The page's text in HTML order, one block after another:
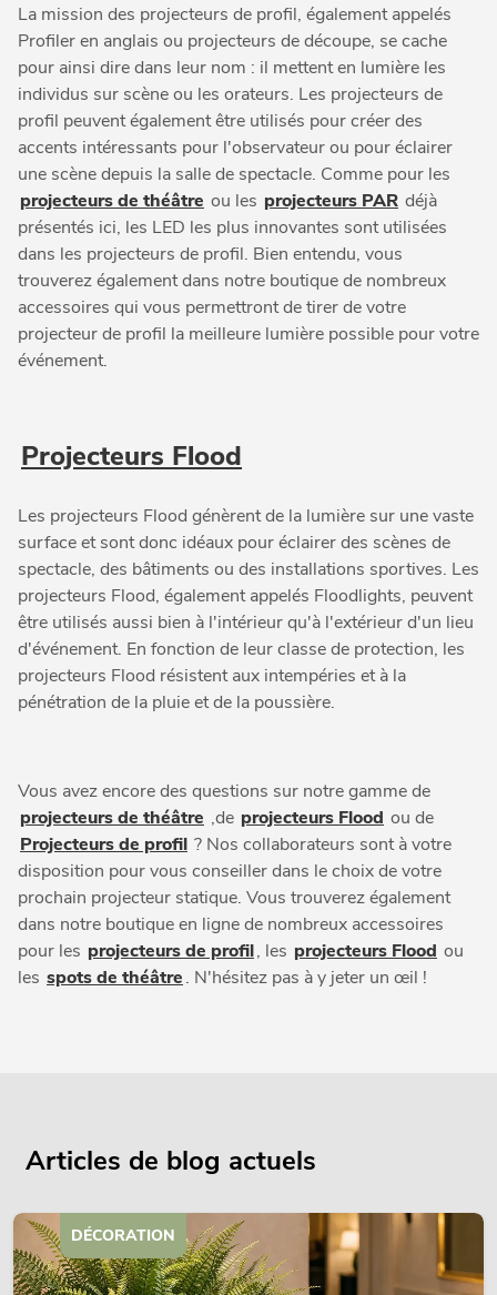
La mission des projecteurs de profil, également appelés
Profiler en anglais ou projecteurs de découpe, se cache
pour ainsi dire dans leur nom : il mettent en lumière les
individus sur scène ou les orateurs. Les projecteurs de
profil peuvent également être utilisés pour créer des
accents intéressants pour l'observateur ou pour éclairer
une scène depuis la salle de spectacle. Comme pour les
projecteurs de théâtre ou les projecteurs PAR déjà
présentés ici, les LED les plus innovantes sont utilisées
dans les projecteurs de profil. Bien entendu, vous
trouverez également dans notre boutique de nombreux
accessoires qui vous permettront de tirer de votre
projecteur de profil la meilleure lumière possible pour votre
événement.
Projecteurs Flood
Les projecteurs Flood génèrent de la lumière sur une vaste
surface et sont donc idéaux pour éclairer des scènes de
spectacle, des bâtiments ou des installations sportives. Les
projecteurs Flood, également appelés Floodlights, peuvent
être utilisés aussi bien à l'intérieur qu'à l'extérieur d'un lieu
d'événement. En fonction de leur classe de protection, les
projecteurs Flood résistent aux intempéries et à la
pénétration de la pluie et de la poussière.
Vous avez encore des questions sur notre gamme de
projecteurs de théâtre ,de projecteurs Flood ou de
Projecteurs de profil ? Nos collaborateurs sont à votre
disposition pour vous conseiller dans le choix de votre
prochain projecteur statique. Vous trouverez également
dans notre boutique en ligne de nombreux accessoires
pour les projecteurs de profil, les projecteurs Flood ou
les spots de théâtre. N'hésitez pas à y jeter un œil !
Articles de blog actuels
DÉCORATION